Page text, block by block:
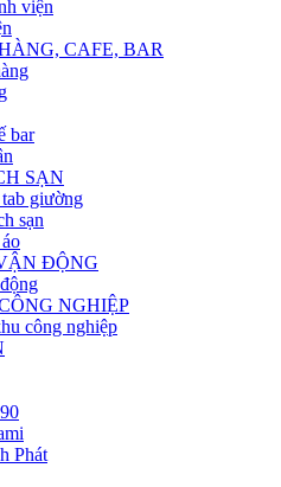
viện
CAFE, BAR
bar
SẠN
giường
sạn
ĐỘNG
NGHIỆP
công nghiệp
Phát